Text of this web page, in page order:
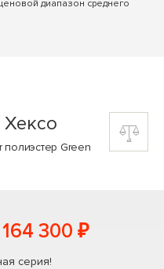
диапазон среднего
Green
164 300 ₽
серия!